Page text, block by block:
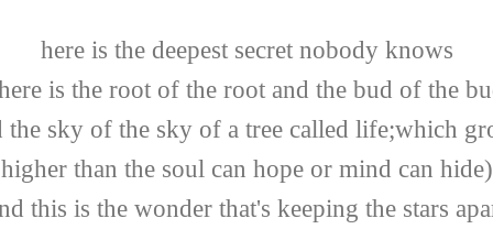
here is the deepest secret nobody knows
is the root of the root and the bud of the
the sky of the sky of a tree called life;which
higher than the soul can hope or mind can hide)
this is the wonder that's keeping the stars